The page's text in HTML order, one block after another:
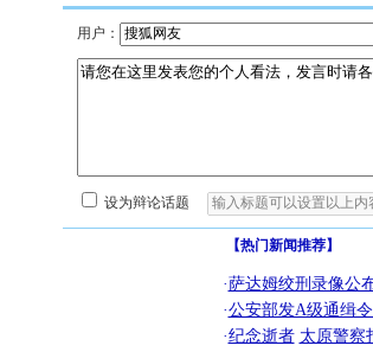
用户：
设为辩论话题
【热门新闻推荐】
·萨达姆绞刑录像公
·公安部发A级通缉
·纪念逝者 太原警察